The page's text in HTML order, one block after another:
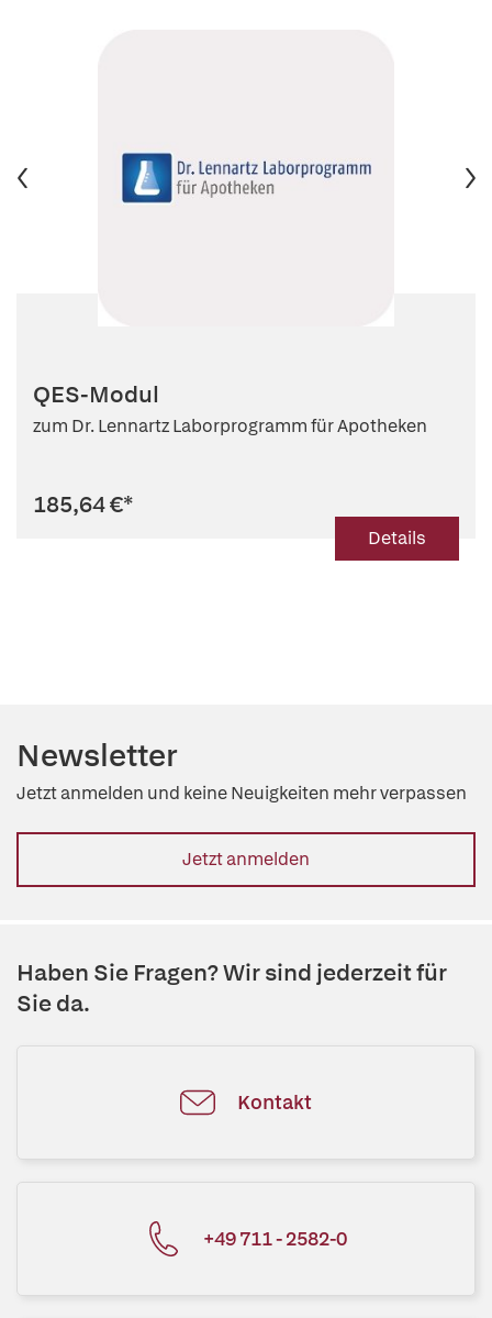
QES-Modul
zum Dr. Lennartz Laborprogramm für Apotheken
185,64 €*
Details
Newsletter
Jetzt anmelden und keine Neuigkeiten mehr verpassen
Jetzt anmelden
Haben Sie Fragen? Wir sind jederzeit für
Sie da.
Kontakt
+49 711 - 2582-0